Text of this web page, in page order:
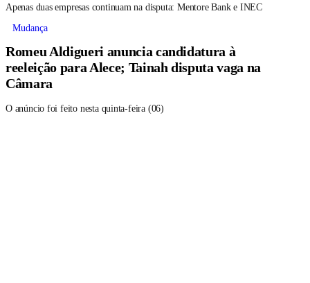
Apenas duas empresas continuam na disputa: Mentore Bank e INEC
Mudança
Romeu Aldigueri anuncia candidatura à
reeleição para Alece; Tainah disputa vaga na
Câmara
O anúncio foi feito nesta quinta-feira (06)